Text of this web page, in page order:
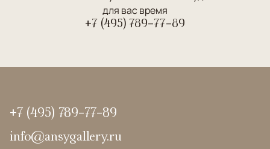
для вас время
+7 (495) 789-77-89
+7 (495) 789-77-89
info@ansygallery.ru